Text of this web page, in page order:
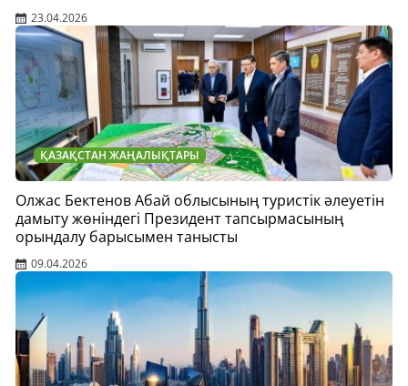
23.04.2026
ҚАЗАҚСТАН ЖАҢАЛЫҚТАРЫ
Олжас Бектенов Абай облысының туристік әлеуетін
дамыту жөніндегі Президент тапсырмасының
орындалу барысымен танысты
09.04.2026